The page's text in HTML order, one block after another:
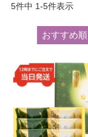
おすすめ順
5件中 1-5件表示